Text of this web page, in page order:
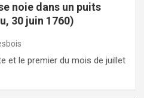
noie dans un puits
30 juin 1760)
et le premier du mois de juillet